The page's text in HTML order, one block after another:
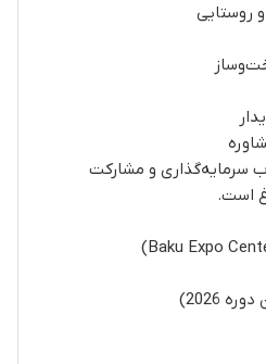
و مشارکت
است.